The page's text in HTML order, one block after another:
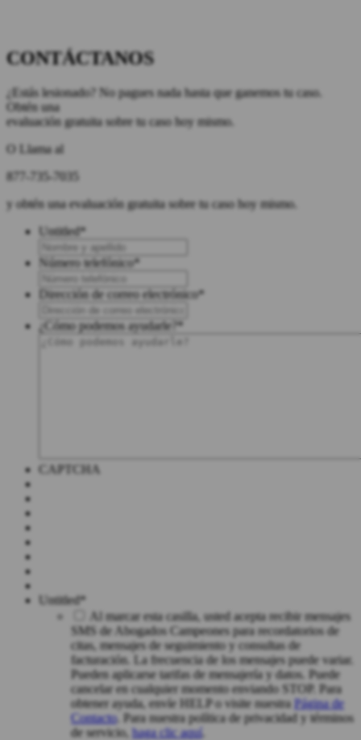
CONTÁCTANOS
¿Estás lesionado? No pagues nada hasta que ganemos tu caso.
Obtén una
evaluación gratuita sobre tu caso hoy mismo.
O Llama al
877-735-7035
y obtén una evaluación gratuita sobre tu caso hoy mismo.
Untitled*
Número telefónico*
Dirección de correo electrónico*
¿Cómo podemos ayudarle?*
CAPTCHA
Untitled*
Al marcar esta casilla, usted acepta recibir mensajes
SMS de Abogados Campeones para recordatorios de
citas, mensajes de seguimiento y consultas de
facturación. La frecuencia de los mensajes puede variar.
Pueden aplicarse tarifas de mensajería y datos. Puede
cancelar en cualquier momento enviando STOP. Para
obtener ayuda, envíe HELP o visite nuestra Página de
Contacto. Para nuestra política de privacidad y términos
de servicio, haga clic aquí